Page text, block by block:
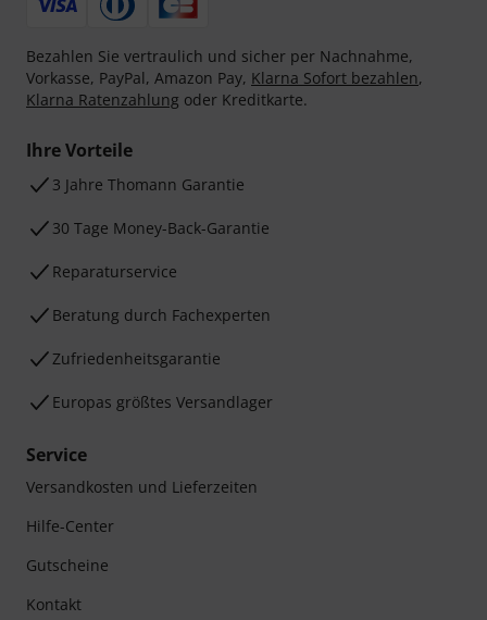
Bezahlen Sie vertraulich und sicher per Nachnahme,
Vorkasse, PayPal, Amazon Pay, Klarna Sofort bezahlen,
Klarna Ratenzahlung oder Kreditkarte.
Ihre Vorteile
3 Jahre Thomann Garantie
30 Tage Money-Back-Garantie
Reparaturservice
Beratung durch Fachexperten
Zufriedenheitsgarantie
Europas größtes Versandlager
Service
Versandkosten und Lieferzeiten
Hilfe-Center
Gutscheine
Kontakt